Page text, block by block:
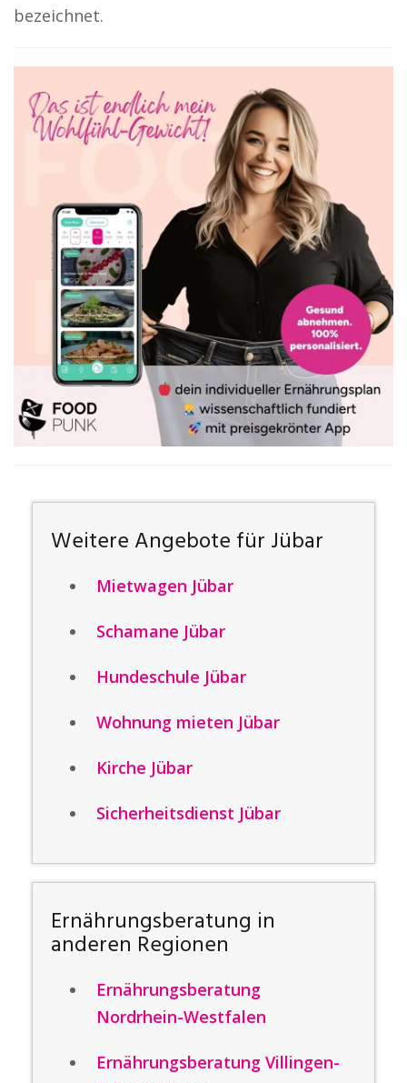
bezeichnet.
Weitere Angebote für Jübar
Mietwagen Jübar
Schamane Jübar
Hundeschule Jübar
Wohnung mieten Jübar
Kirche Jübar
Sicherheitsdienst Jübar
Ernährungsberatung in
anderen Regionen
Ernährungsberatung
Nordrhein-Westfalen
Ernährungsberatung Villingen-